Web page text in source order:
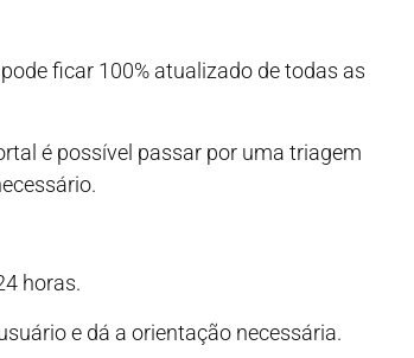
ficar 100% atualizado de todas as
é possível passar por uma triagem
horas.
e dá a orientação necessária.